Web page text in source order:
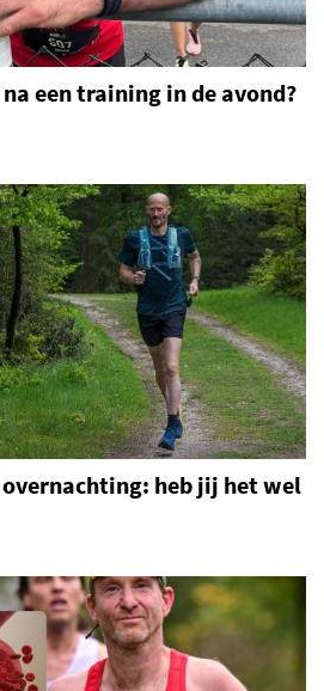
een training in de avond?
heb jij het wel